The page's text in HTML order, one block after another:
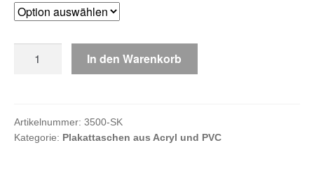
Kasse
Menge
In den Warenkorb
Artikelnummer: 3500-SK
Kategorie: Plakattaschen aus Acryl und PVC